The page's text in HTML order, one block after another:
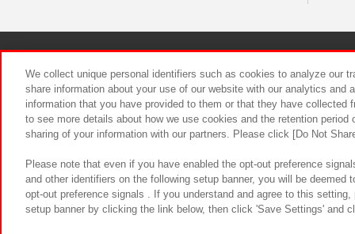
食品のご
We collect unique personal identifiers such as cookies to analyze our
share information about your use of our website with our analytics and
information that you have provided to them or that they have
to see more details about how we use cookies and the retention
sharing of your information with our partners. Please click [Do Not
Please note that even if you have enabled the opt-out preference
and other identifiers on the following setup banner, you will be
opt-out preference signals . If you understand and agree to this
setup banner by clicking the link below, then click 'Save Settings' and